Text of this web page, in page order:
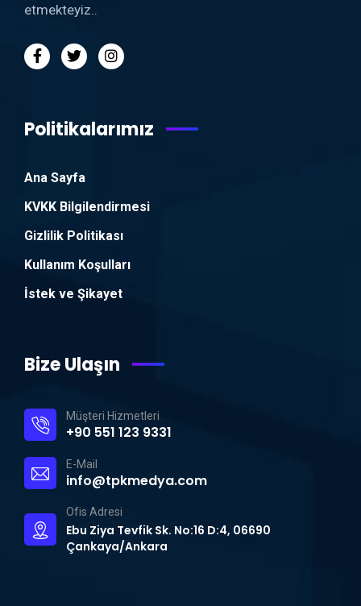
etmekteyiz..
Politikalarımız
Ana Sayfa
KVKK Bilgilendirmesi
Gizlilik Politikası
Kullanım Koşulları
İstek ve Şikayet
Bize Ulaşın
Müşteri Hizmetleri
+90 551 123 9331
E-Mail
info@tpkmedya.com
Ofis Adresi
Ebu Ziya Tevfik Sk. No:16 D:4, 06690
Çankaya/Ankara